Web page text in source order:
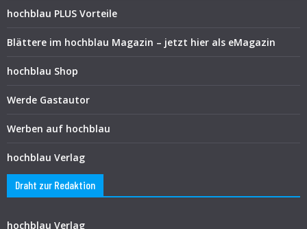
hochblau PLUS Vorteile
Blättere im hochblau Magazin – jetzt hier als eMagazin
hochblau Shop
Werde Gastautor
Werben auf hochblau
hochblau Verlag
Draht zur Redaktion
hochblau Verlag